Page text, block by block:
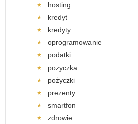
hosting
kredyt
kredyty
oprogramowanie
podatki
pozyczka
pożyczki
prezenty
smartfon
zdrowie